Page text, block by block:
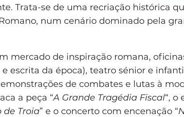
Trata-se de uma recriação histórica
num cenário dominado pela
mercado de inspiração romana,
escrita da época), teatro sénior e
de combates e lutas à
a peça “A Grande Tragédia Fiscal“, o
de Troia” e o concerto com encenação “